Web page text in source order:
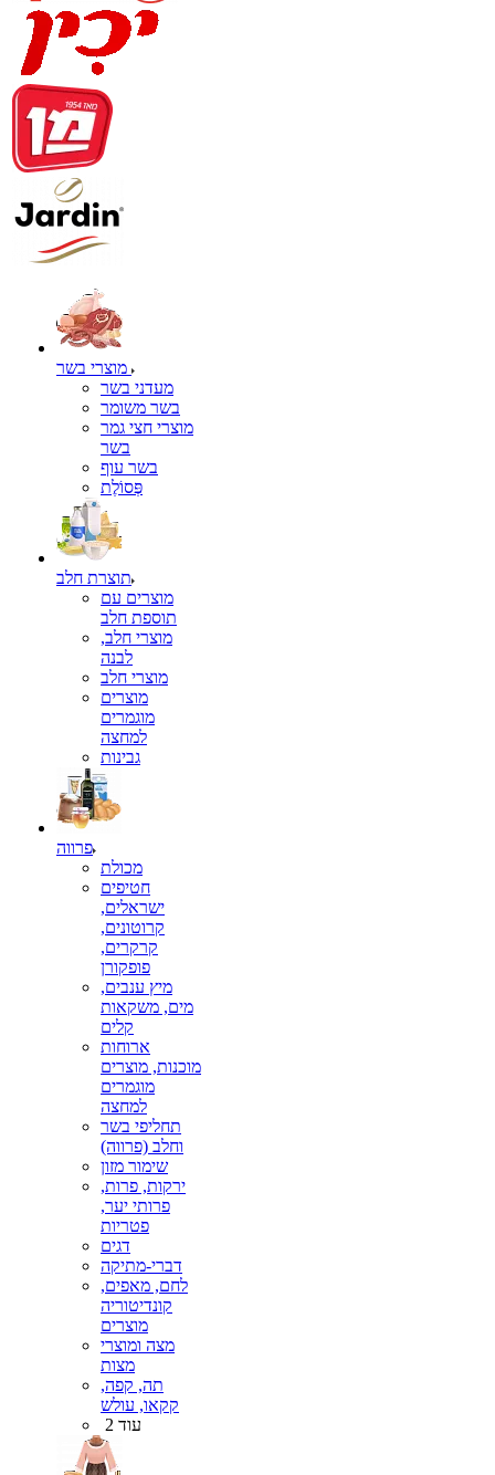
מעדני בשר
בשר משומר
מוצרי חצי גמר
בשר
בשר עוף
פְּסוֹלֶת
תוצרת חלב
מוצרים עם
תוספת חלב
מוצרי חלב,
לבנה
מוצרי חלב
מוצרים
מוגמרים
למחצה
גבינות
פרווה
מכולת
חטיפים
ישראלים,
קרוטונים,
קרקרים,
פופקורן
מיץ ענבים,
מים, משקאות
קלים
ארוחות
מוכנות, מוצרים
מוגמרים
למחצה
תחליפי בשר
וחלב (פרווה)
שימור מזון
ירקות, פרות,
פרותי יער,
פטריות
דגים
דברי-מתיקה
לחם, מאפים,
קונדיטוריה
מוצרים
מצה ומוצרי
מצות
תה, קפה,
קקאו, עולש
עוד 2